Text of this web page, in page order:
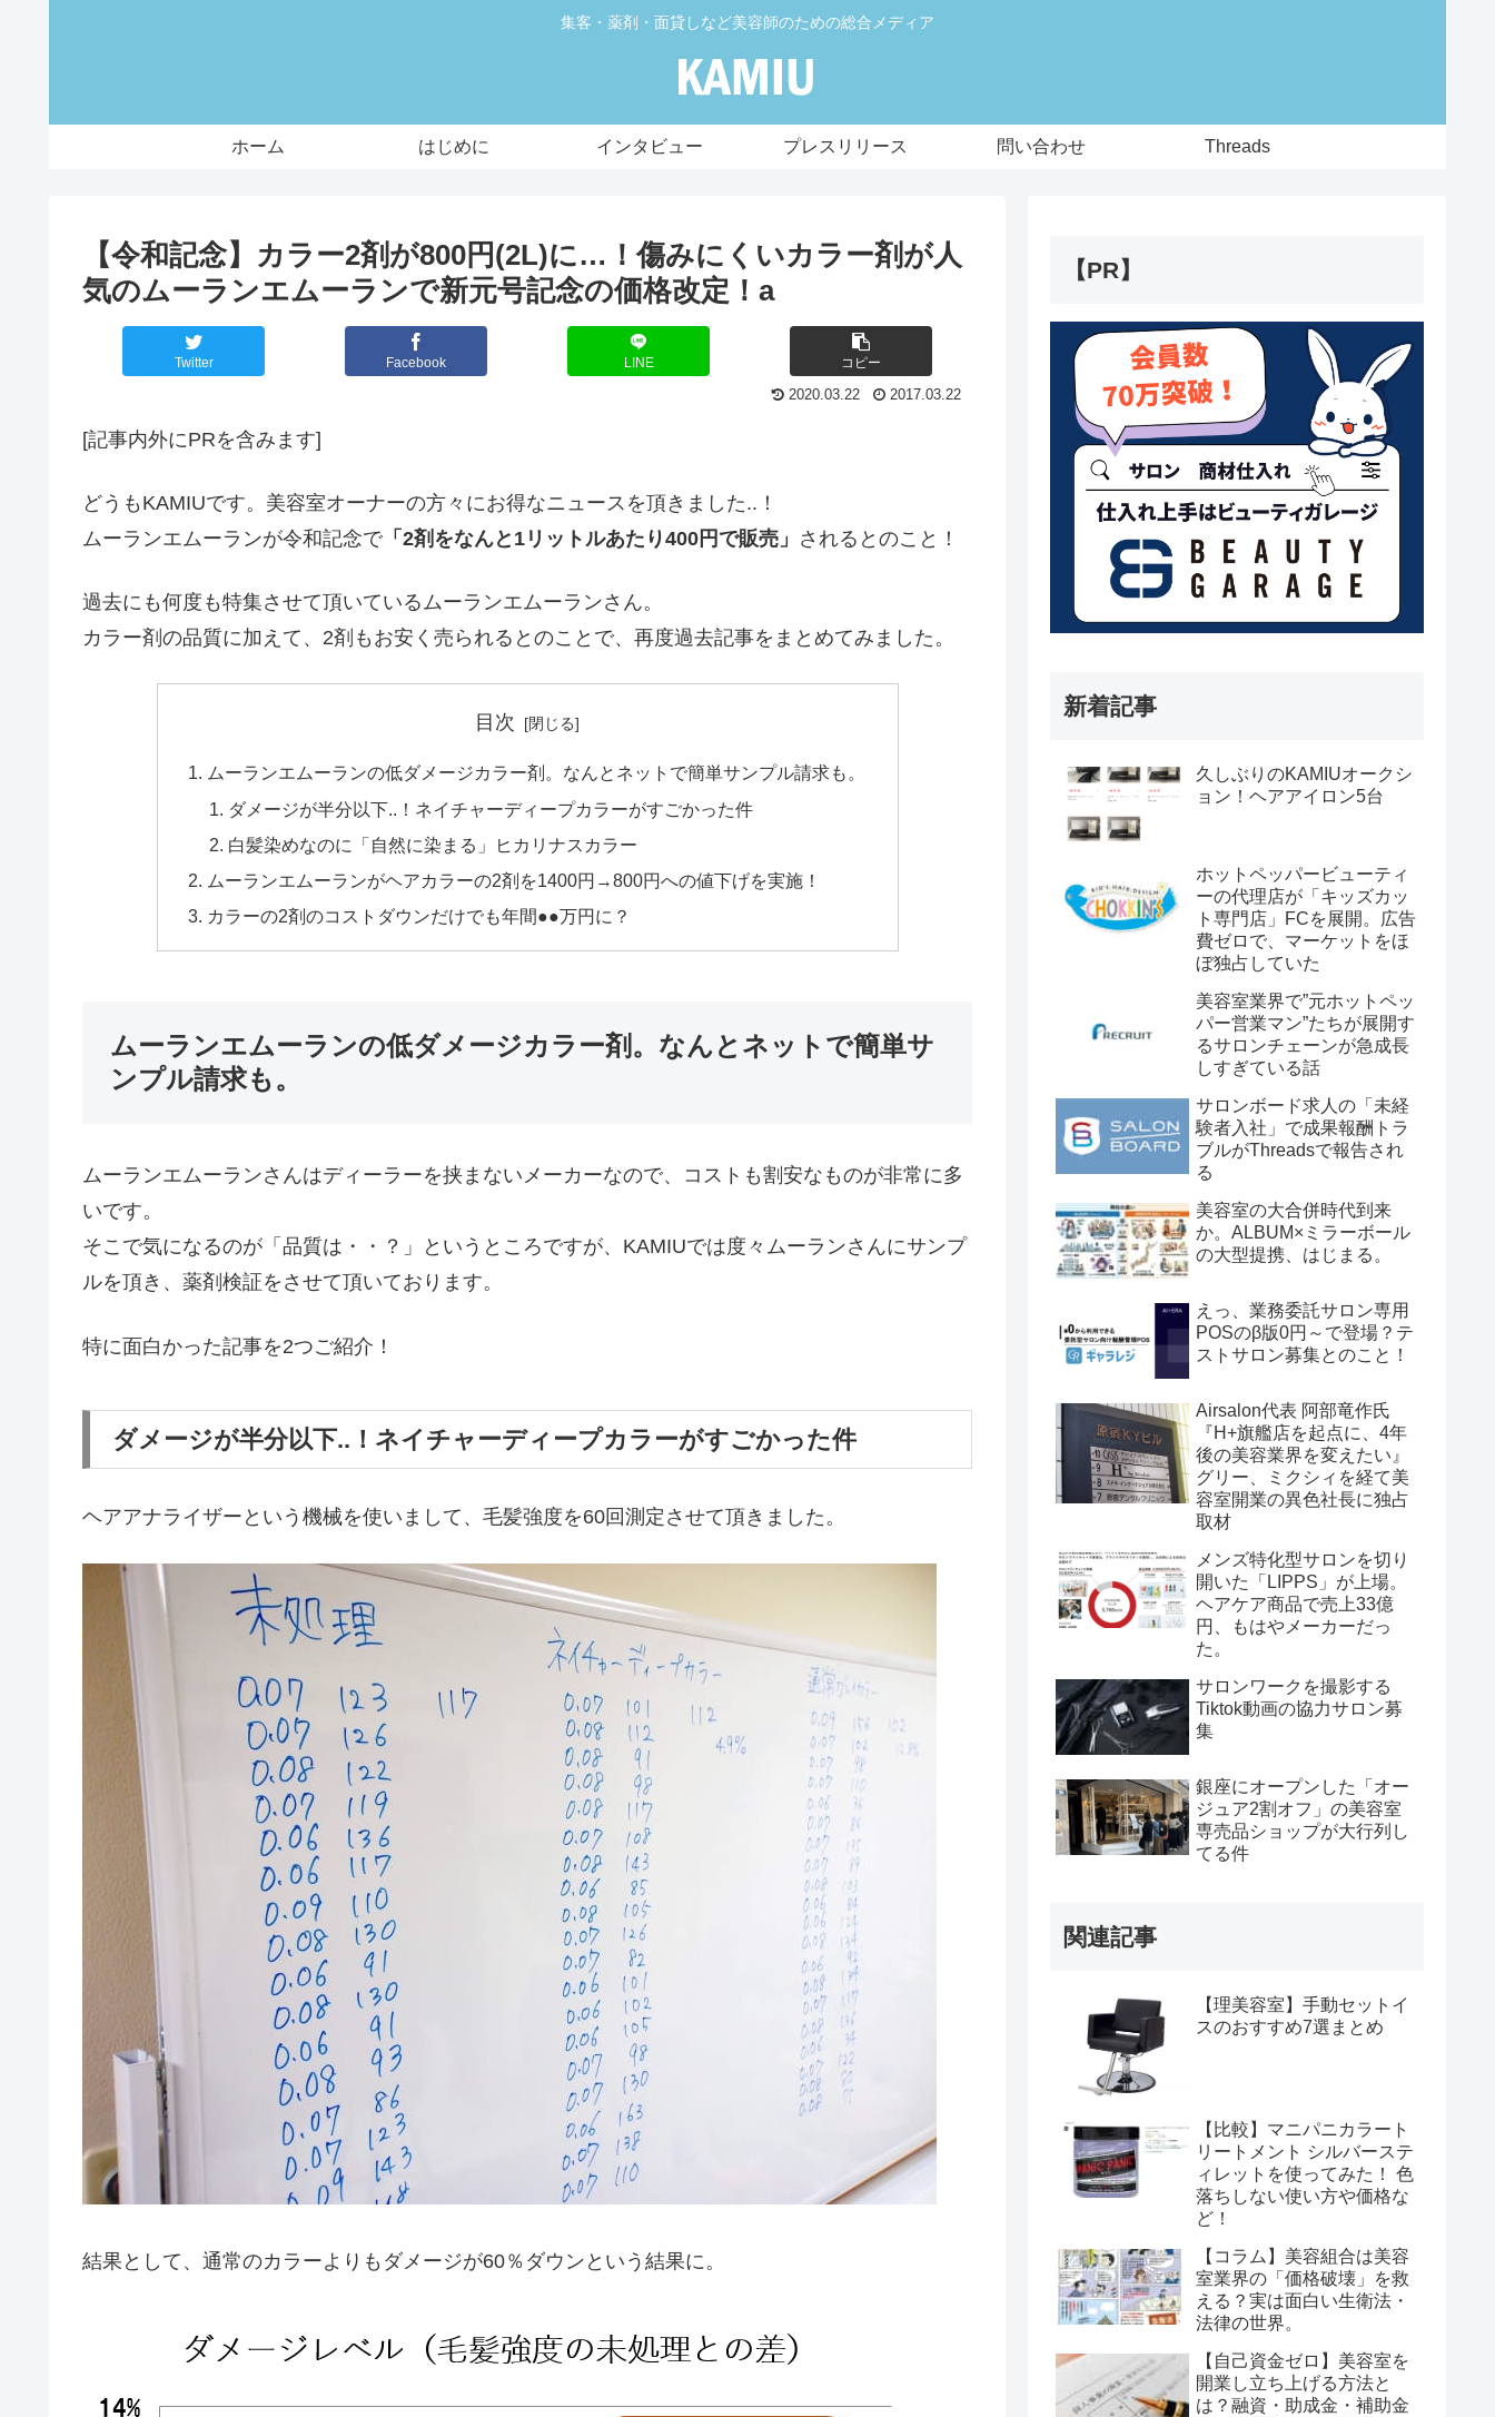
集客・薬剤・面貸しなど美容師のための総合メディア
ホーム はじめに インタビュー プレスリリース 問い合わせ Threads
【令和記念】カラー2剤が800円(2L)に…！傷みにくいカラー剤が人
気のムーランエムーランで新元号記念の価格改定！a
Twitter Facebook LINE コピー
2020.03.22 2017.03.22
[記事内外にPRを含みます]
どうもKAMIUです。美容室オーナーの方々にお得なニュースを頂きました..！
ムーランエムーランが令和記念で「2剤をなんと1リットルあたり400円で販売」 されるとのこと！
過去にも何度も特集させて頂いているムーランエムーランさん。
カラー剤の品質に加えて、2剤もお安く売られるとのことで、再度過去記事をまとめてみました。
目次
ムーランエムーランの低ダメージカラー剤。なんとネットで簡単サンプル請求も。
ダメージが半分以下..！ネイチャーディープカラーがすごかった件
白髪染めなのに「自然に染まる」ヒカリナスカラー
ムーランエムーランがヘアカラーの2剤を1400円→800円への値下げを実施！
カラーの2剤のコストダウンだけでも年間●●万円に？
ムーランエムーランの低ダメージカラー剤。なんとネットで簡単サ
ンプル請求も。
ムーランエムーランさんはディーラーを挟まないメーカーなので、コストも割安なものが非常に多
いです。
そこで気になるのが「品質は・・？」というところですが、KAMIUでは度々ムーランさんにサンプ
ルを頂き、薬剤検証をさせて頂いております。
特に面白かった記事を2つご紹介！
ダメージが半分以下..！ネイチャーディープカラーがすごかった件
ヘアアナライザーという機械を使いまして、毛髪強度を60回測定させて頂きました。
結果として、通常のカラーよりもダメージが60％ダウンという結果に。
【PR】
新着記事
久しぶりのKAMIUオークシ
ョン！ヘアアイロン5台
ホットペッパービューティ
ーの代理店が「キッズカッ
ト専門店」FCを展開。広告
費ゼロで、マーケットをほ
ぼ独占していた
美容室業界で”元ホットペッ
パー営業マン”たちが展開す
るサロンチェーンが急成長
しすぎている話
サロンボード求人の「未経
験者入社」で成果報酬トラ
ブルがThreadsで報告され
る
美容室の大合併時代到来
か。ALBUM×ミラーボール
の大型提携、はじまる。
えっ、業務委託サロン専用
POSのβ版0円～で登場？テ
ストサロン募集とのこと！
Airsalon代表 阿部竜作氏
『H+旗艦店を起点に、4年
後の美容業界を変えたい』
グリー、ミクシィを経て美
容室開業の異色社長に独占
取材
メンズ特化型サロンを切り
開いた「LIPPS」が上場。
ヘアケア商品で売上33億
円、もはやメーカーだっ
た。
サロンワークを撮影する
Tiktok動画の協力サロン募
集
銀座にオープンした「オー
ジュア2割オフ」の美容室
専売品ショップが大行列し
てる件
関連記事
【理美容室】手動セットイ
スのおすすめ7選まとめ
【比較】マニパニカラート
リートメント シルバーステ
ィレットを使ってみた！ 色
落ちしない使い方や価格な
ど！
【コラム】美容組合は美容
室業界の「価格破壊」を救
える？実は面白い生衛法・
法律の世界。
【自己資金ゼロ】美容室を
開業し立ち上げる方法と
は？融資・助成金・補助金